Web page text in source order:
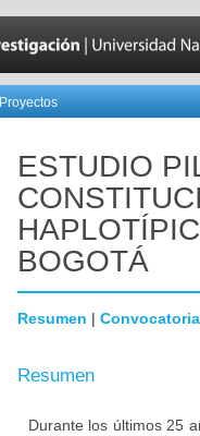
Proyectos
ESTUDIO
BOGOTÁ
Resumen | Convocatoria
Resumen
Durante los últimos 25